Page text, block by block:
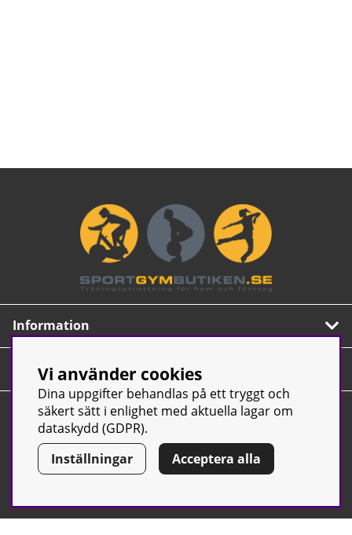
Information
Om oss
Nyhetsbrev
Prenumerera på vårt populära nyhetsbrev. Innehåller
tips, nyheter och våra allra bästa erbjudanden.
OK
Vi använder cookies
Dina uppgifter behandlas på ett tryggt och
säkert sätt i enlighet med aktuella lagar om
dataskydd (GDPR).
Inställningar
Acceptera alla